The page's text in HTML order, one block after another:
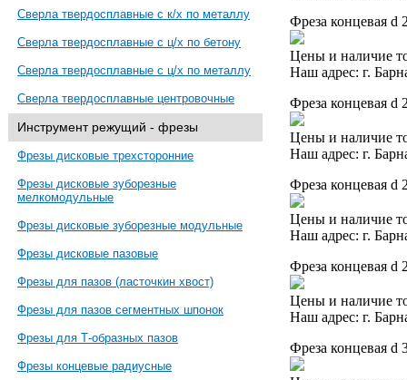
Сверла твердосплавные с к/х по металлу
Сверла твердосплавные с ц/х по бетону
Сверла твердосплавные с ц/х по металлу
Сверла твердосплавные центровочные
Инструмент режущий - фрезы
Фрезы дисковые трехсторонние
Фрезы дисковые зуборезные
мелкомодульные
Фрезы дисковые зуборезные модульные
Фрезы дисковые пазовые
Фрезы для пазов (ласточкин хвост)
Фрезы для пазов сегментных шпонок
Фрезы для Т-образных пазов
Фрезы концевые радиусные
Фреза концевая
Цены и наличие
Наш адрес: г.
Фреза концевая
Цены и наличие
Наш адрес: г.
Фреза концевая
Цены и наличие
Наш адрес: г.
Фреза концевая
Цены и наличие
Наш адрес: г.
Фреза концевая